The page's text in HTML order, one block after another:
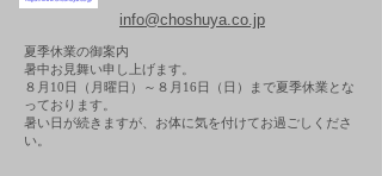
info@choshuya.co.jp
夏季休業の御案内
暑中お見舞い申し上げます。
８月10日（月曜日）～８月16日（日）まで夏季休業とな
っております。
​暑い日が続きますが、お体に気を付けてお過ごしくださ
い。